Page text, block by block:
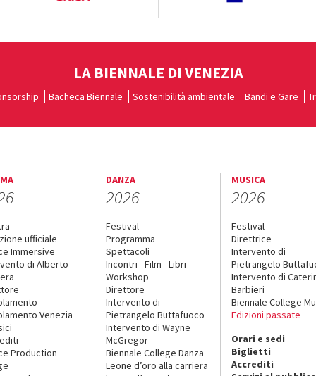
LA BIENNALE DI VENEZIA
Bacheca Biennale Sostenibilità ambientale Bandi e Gare
ufficiale
Immersive
di Alberto
Venezia
Production
DANZA
2026
Festival
Programma
Spettacoli
Incontri - Film - Libri -
Workshop
Direttore
Intervento di
Pietrangelo Buttafuoco
Intervento di Wayne
McGregor
Biennale College Danza
Leone d’oro alla carriera
MUSICA
2026
Festival
Direttrice
Intervento di
Pietrangelo
Intervento di
Barbieri
Biennale College
Edizioni passate
Orari e sedi
Biglietti
Accrediti